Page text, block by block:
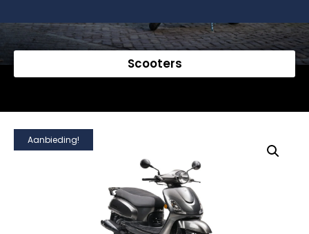
Scooters
Aanbieding!